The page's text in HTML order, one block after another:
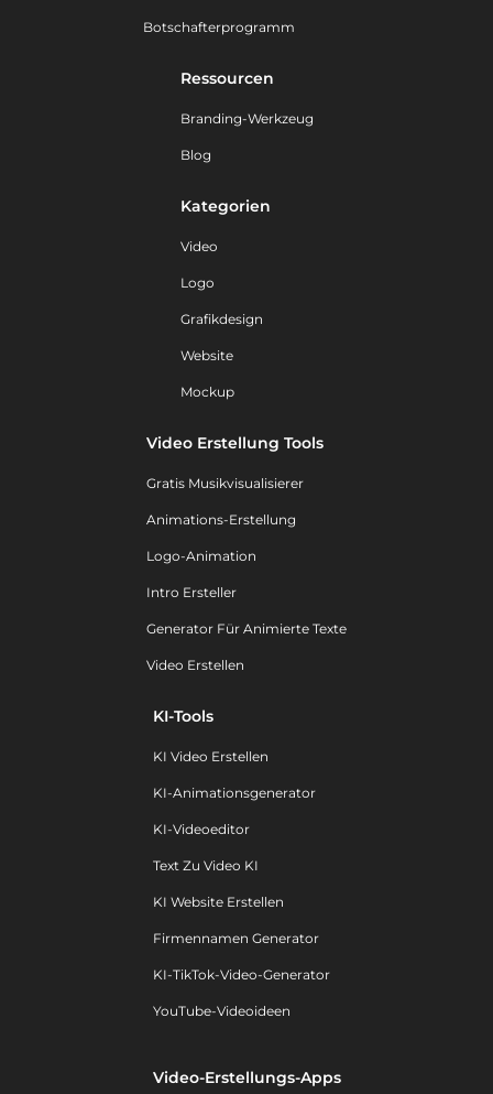
Botschafterprogramm
Ressourcen
Branding-Werkzeug
Blog
Kategorien
Video
Logo
Grafikdesign
Website
Mockup
Video Erstellung Tools
Gratis Musikvisualisierer
Animations-Erstellung
Logo-Animation
Intro Ersteller
Generator Für Animierte Texte
Video Erstellen
KI-Tools
KI Video Erstellen
KI-Animationsgenerator
KI-Videoeditor
Text Zu Video KI
KI Website Erstellen
Firmennamen Generator
KI-TikTok-Video-Generator
YouTube-Videoideen
Video-Erstellungs-Apps